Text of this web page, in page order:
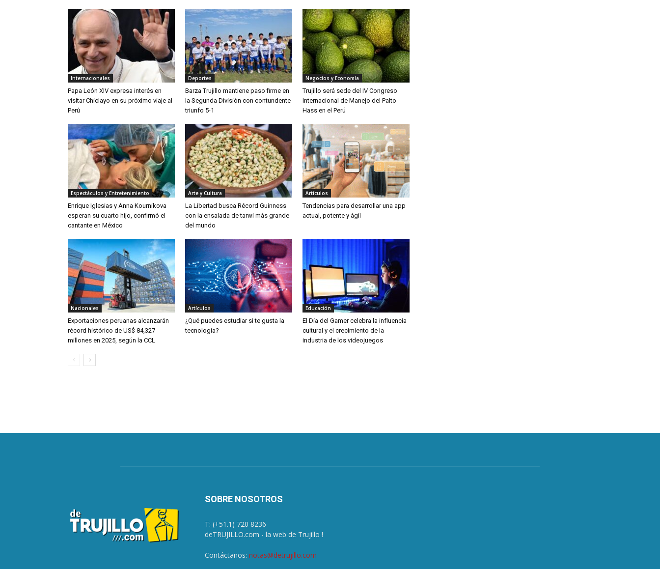
Internacionales
Papa León XIV expresa interés en
visitar Chiclayo en su próximo viaje al
Perú
Deportes
Barza Trujillo mantiene paso firme en
la Segunda División con contundente
triunfo 5-1
Negocios y Economía
Trujillo será sede del IV Congreso
Internacional de Manejo del Palto
Hass en el Perú
Espectáculos y Entretenimiento
Enrique Iglesias y Anna Kournikova
esperan su cuarto hijo, confirmó el
cantante en México
Arte y Cultura
La Libertad busca Récord Guinness
con la ensalada de tarwi más grande
del mundo
Artículos
Tendencias para desarrollar una app
actual, potente y ágil
Nacionales
Exportaciones peruanas alcanzarán
récord histórico de US$ 84,327
millones en 2025, según la CCL
Artículos
¿Qué puedes estudiar si te gusta la
tecnología?
Educación
El Día del Gamer celebra la influencia
cultural y el crecimiento de la
industria de los videojuegos
SOBRE NOSOTROS
T: (+51.1) 720 8236
deTRUJILLO.com - la web de Trujillo !
Contáctanos: notas@detrujillo.com